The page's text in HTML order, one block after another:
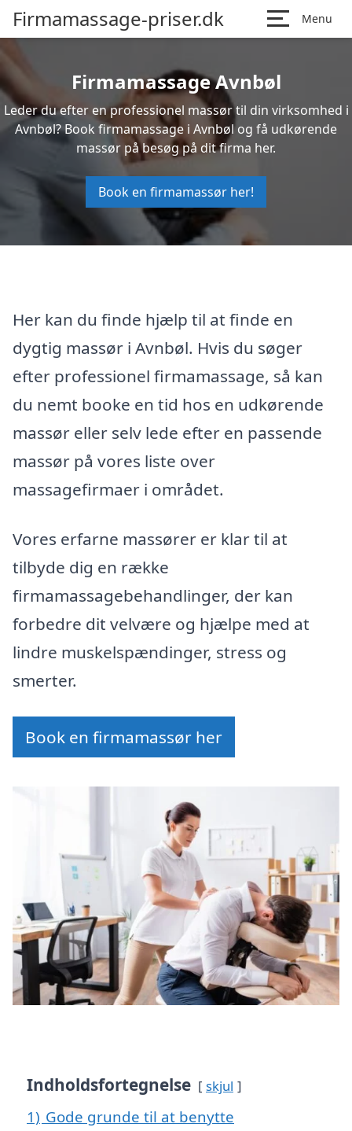
Firmamassage-priser.dk Menu
Firmamassage Avnbøl
Leder du efter en professionel massør til din virksomhed i
Avnbøl? Book firmamassage i Avnbøl og få udkørende
massør på besøg på dit firma her.
Book en firmamassør her!
Her kan du finde hjælp til at finde en
dygtig massør i Avnbøl. Hvis du søger
efter professionel firmamassage, så kan
du nemt booke en tid hos en udkørende
massør eller selv lede efter en passende
massør på vores liste over
massagefirmaer i området.
Vores erfarne massører er klar til at
tilbyde dig en række
firmamassagebehandlinger, der kan
forbedre dit velvære og hjælpe med at
lindre muskelspændinger, stress og
smerter.
Book en firmamassør her
Indholdsfortegnelse skjul
1) Gode grunde til at benytte